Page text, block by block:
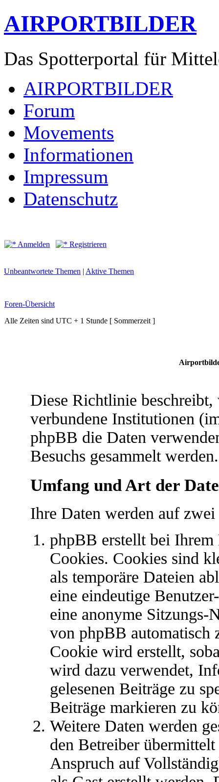
AIRPORTBILDER
Das Spotterportal für
AIRPORTBILDER
Forum
Movements
Informationen
Impressum
Datenschutz
Anmelden Registrieren
Unbeantwortete Themen | Aktive Themen
Foren-Übersicht
Alle Zeiten sind UTC + 1 Stunde [ Sommerzeit ]
Diese Richtlinie
verbundene Institutionen
phpBB die Daten
Besuchs gesammelt werden.
Umfang und Art der
Ihre Daten werden auf
phpBB erstellt bei Ihrem
Cookies. Cookies sind
als temporäre Dateien
eine eindeutige
eine anonyme Sitzungs-
von phpBB automatisch
Cookie wird erstellt,
wird dazu verwendet,
gelesenen Beiträge zu
Beiträge markieren zu
Weitere Daten werden
den Betreiber
Anspruch auf